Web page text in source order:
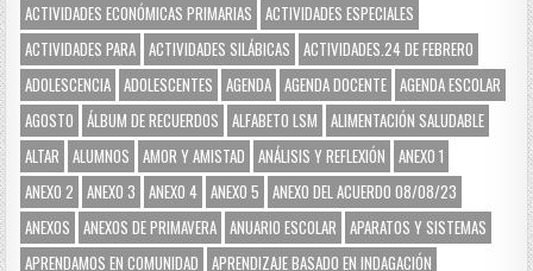
ACTIVIDADES ECONÓMICAS PRIMARIAS
ACTIVIDADES ESPECIALES
ACTIVIDADES PARA ACTIVIDADES SILÁBICAS
ACTIVIDADES.24 DE FEBRERO
ADOLESCENCIA ADOLESCENTES AGENDA AGENDA DOCENTE AGENDA ESCOLAR
AGOSTO
ÁLBUM DE RECUERDOS ALFABETO LSM
ALIMENTACIÓN SALUDABLE
ALTAR
ALUMNOS AMOR Y AMISTAD ANÁLISIS Y REFLEXIÓN
ANEXO 1
ANEXO 2
ANEXO 3 ANEXO 4 ANEXO 5
ANEXO DEL ACUERDO 08/08/23
ANEXOS
ANEXOS DE PRIMAVERA ANUARIO ESCOLAR
APARATOS Y SISTEMAS
APRENDAMOS EN COMUNIDAD
APRENDIZAJE BASADO EN INDAGACIÓN